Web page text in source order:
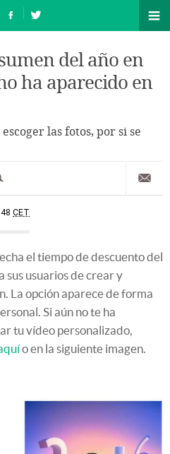
del año en
ha aparecido en
las fotos, por si se
CET
el tiempo de descuento del
sus usuarios de crear y
La opción aparece de forma
Si aún no te ha
tu vídeo personalizado,
o en la siguiente imagen.